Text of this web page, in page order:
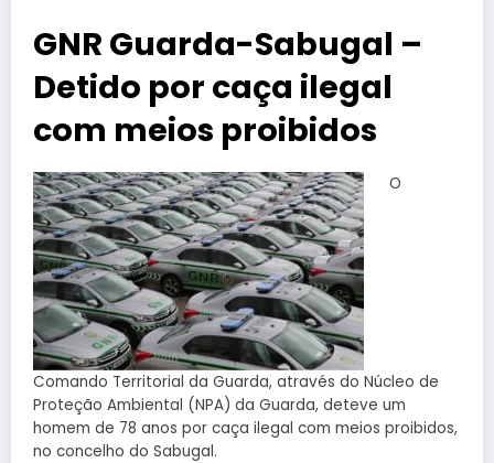
GNR Guarda-Sabugal –
Detido por caça ilegal
com meios proibidos
O
Comando Territorial da Guarda, através do Núcleo de
Proteção Ambiental (NPA) da Guarda, deteve um
homem de 78 anos por caça ilegal com meios proibidos,
no concelho do Sabugal.